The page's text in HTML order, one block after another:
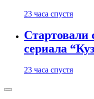
23 часа спустя
Стартовали
сериала
23 часа спустя